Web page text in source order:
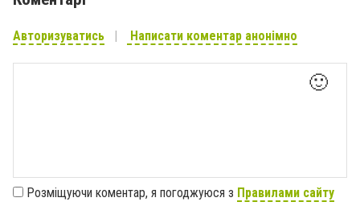
Авторизуватись Написати коментар анонімно
🙂
Розміщуючи коментар, я погоджуюся з Правилами сайту